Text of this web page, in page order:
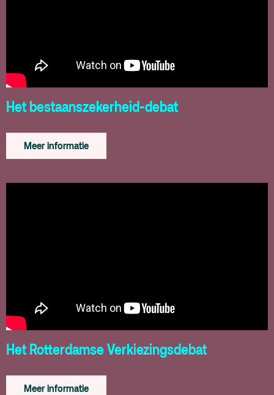
Het bestaanszekerheid-debat
Meer informatie
Het Rotterdamse Verkiezingsdebat
Meer informatie